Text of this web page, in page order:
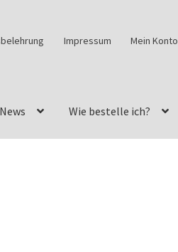
Impressum Mein Konto
News Wie bestelle ich?